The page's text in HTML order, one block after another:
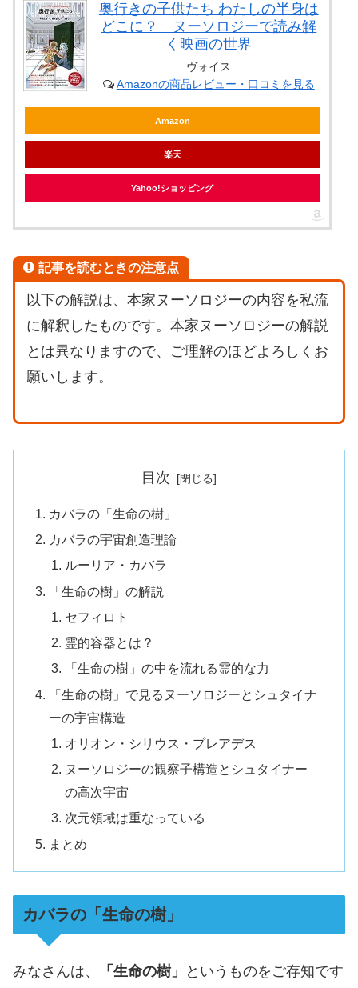
奥行きの子供たち わたしの半身は
どこに？ ヌーソロジーで読み解
く映画の世界
ヴォイス
Amazonの商品レビュー・口コミを見る
Amazon
楽天
Yahoo!ショッピング
記事を読むときの注意点
以下の解説は、本家ヌーソロジーの内容を私流
に解釈したものです。本家ヌーソロジーの解説
とは異なりますので、ご理解のほどよろしくお
願いします。
目次
カバラの「生命の樹」
カバラの宇宙創造理論
ルーリア・カバラ
「生命の樹」の解説
セフィロト
霊的容器とは？
「生命の樹」の中を流れる霊的な力
「生命の樹」で見るヌーソロジーとシュタイナ
ーの宇宙構造
オリオン・シリウス・プレアデス
ヌーソロジーの観察子構造とシュタイナー
の高次宇宙
次元領域は重なっている
まとめ
カバラの「生命の樹」
みなさんは、 「生命の樹」
というものをご存知です